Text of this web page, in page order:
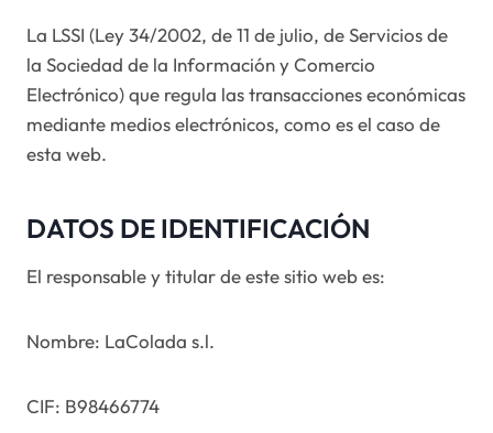
La LSSI (Ley 34/2002, de 11 de julio, de Servicios de
la Sociedad de la Información y Comercio
Electrónico) que regula las transacciones económicas
mediante medios electrónicos, como es el caso de
esta web.
DATOS DE IDENTIFICACIÓN
El responsable y titular de este sitio web es:
Nombre: LaColada s.l.
CIF: B98466774